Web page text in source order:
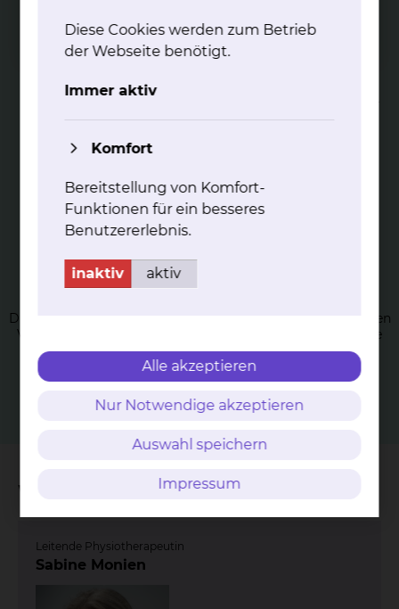
Phy­sio­the­ra­pie am Stand­ort Cel­ler
Straße
Phy­sio­the­ra­pie in der Ger­ia­trie
Die Physiotherapie der Geriatrie umfasst die therapeutischen
Verfahren der Bewegungstherapie, sowie die physikalische
Therapie.
mehr
Wichtige Kontakte
Leitende Physiotherapeutin
Sabine Monien
Diese Cookies werden zum Betrieb
der Webseite benötigt.
Immer aktiv
Komfort
Bereitstellung von Komfort-
Funktionen für ein besseres
Benutzererlebnis.
inaktiv aktiv
Alle akzeptieren
Nur Notwendige akzeptieren
Auswahl speichern
Impressum